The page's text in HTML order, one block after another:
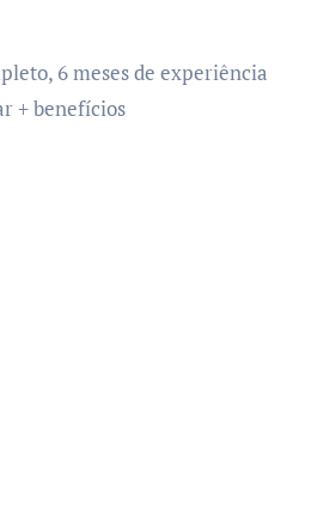
6 meses de experiência
+ benefícios